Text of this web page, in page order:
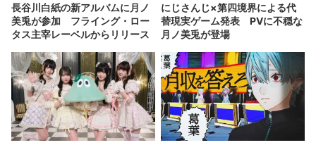
長谷川白紙の新アルバムに月ノ
美兎が参加 フライング・ロー
タス主宰レーベルからリリース
にじさんじ×第四境界による代
替現実ゲーム発表 PVに不穏な
月ノ美兎が登場